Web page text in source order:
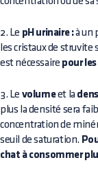
2. Le pH urinaire :à un
les cristaux de
est nécessaire pour
3. Le volumeet la
plus la densité sera
concentration de
seuil de saturation.
chat à consommer